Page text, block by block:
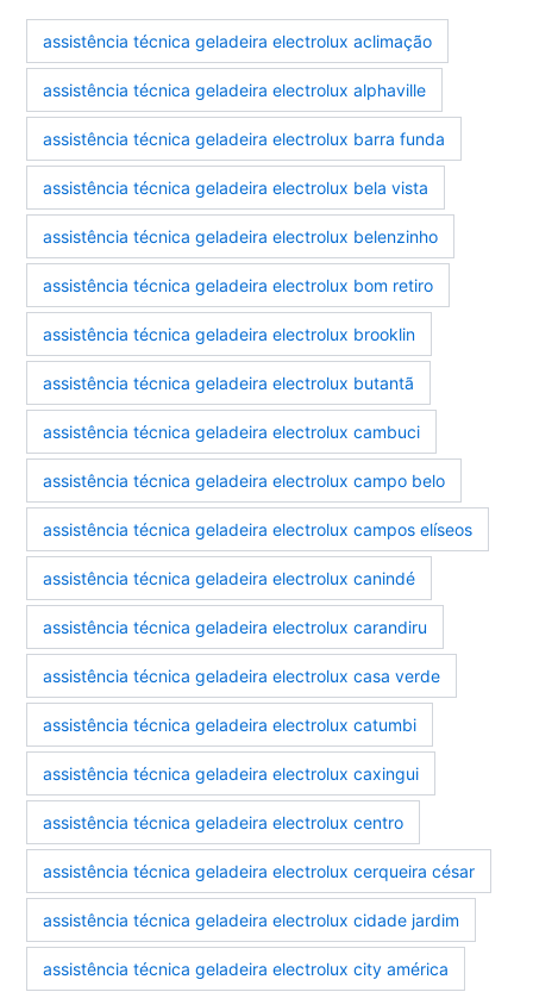
assistência técnica geladeira electrolux aclimação
assistência técnica geladeira electrolux alphaville
assistência técnica geladeira electrolux barra funda
assistência técnica geladeira electrolux bela vista
assistência técnica geladeira electrolux belenzinho
assistência técnica geladeira electrolux bom retiro
assistência técnica geladeira electrolux brooklin
assistência técnica geladeira electrolux butantã
assistência técnica geladeira electrolux cambuci
assistência técnica geladeira electrolux campo belo
assistência técnica geladeira electrolux campos elíseos
assistência técnica geladeira electrolux canindé
assistência técnica geladeira electrolux carandiru
assistência técnica geladeira electrolux casa verde
assistência técnica geladeira electrolux catumbi
assistência técnica geladeira electrolux caxingui
assistência técnica geladeira electrolux centro
assistência técnica geladeira electrolux cerqueira césar
assistência técnica geladeira electrolux cidade jardim
assistência técnica geladeira electrolux city américa